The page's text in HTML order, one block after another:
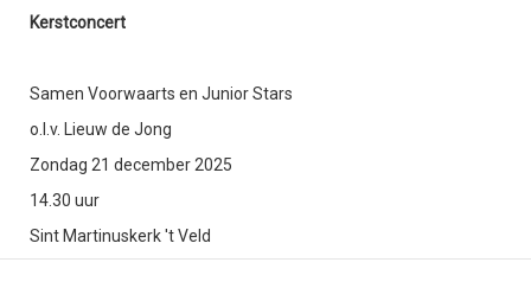
Kerstconcert
Samen Voorwaarts en Junior Stars
o.l.v. Lieuw de Jong
Zondag 21 december 2025
14.30 uur
Sint Martinuskerk 't Veld